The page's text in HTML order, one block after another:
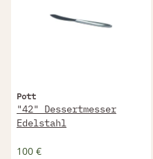
Pott
"42" Dessertmesser
Edelstahl
100 €